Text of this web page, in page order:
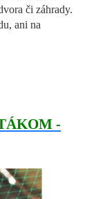
či záhrady.
ani na
-